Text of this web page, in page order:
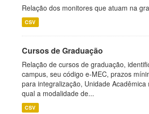
Relação dos monitores que atuam na
CSV
Cursos de Graduação
Relação de cursos de graduação,
campus, seu código e-MEC, prazos
para integralização, Unidade Acadêmica
qual a modalidade de...
CSV